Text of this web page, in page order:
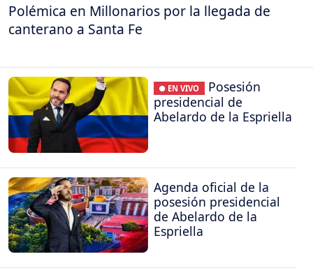
Polémica en Millonarios por la llegada de
canterano a Santa Fe
● EN VIVO
Posesión
presidencial de
Abelardo de la Espriella
Agenda oficial de la
posesión presidencial
de Abelardo de la
Espriella